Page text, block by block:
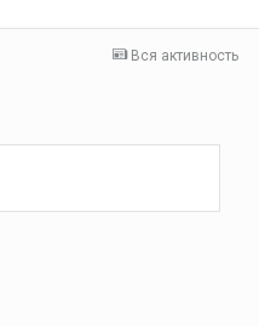
Вся активность